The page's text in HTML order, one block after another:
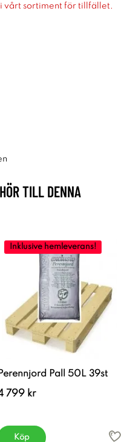
i vårt sortiment för tillfället.
TILL DENNA
Inklusive hemleverans!
Perennjord Pall 50L 39st
799 kr
Köp